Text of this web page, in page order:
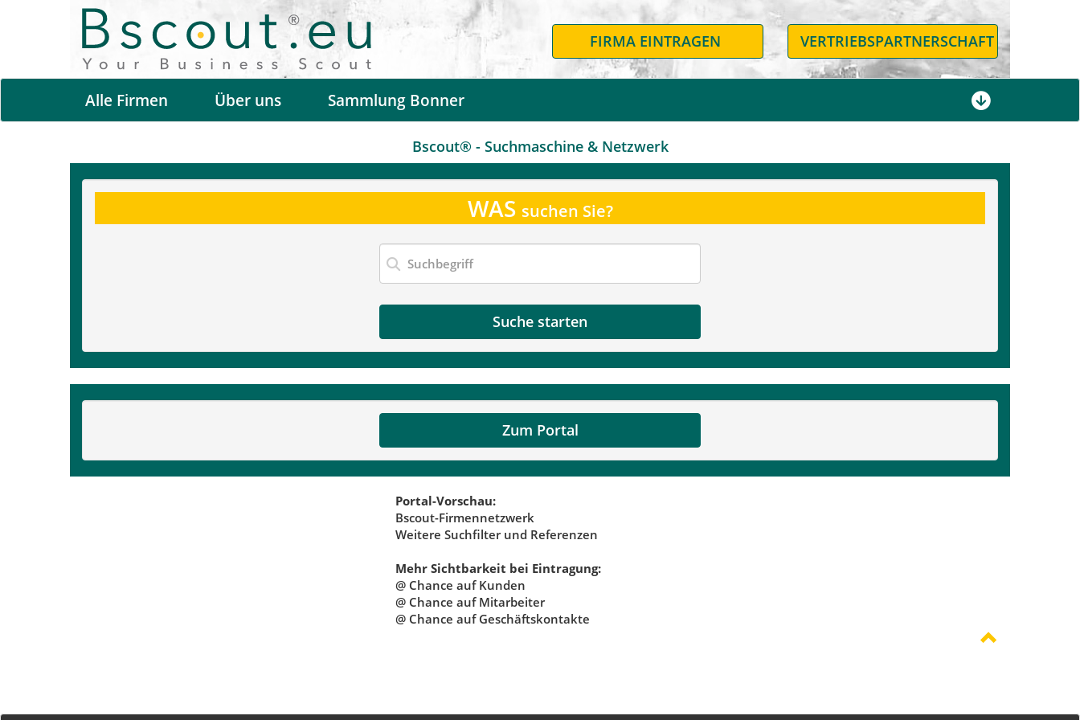
FIRMA EINTRAGEN VERTRIEBSPARTNERSCHAFT
Alle Firmen Über uns Sammlung Bonner
Bscout® - Suchmaschine & Netzwerk
WAS suchen Sie?
Suche starten
Zum Portal
Portal-Vorschau:
Bscout-Firmennetzwerk
Weitere Suchfilter und Referenzen
Mehr Sichtbarkeit bei Eintragung:
@ Chance auf Kunden
@ Chance auf Mitarbeiter
@ Chance auf Geschäftskontakte